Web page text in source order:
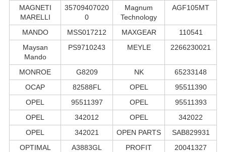
MAGNETI
MARELLI
35709407020
0
Magnum
Technology
AGF105MT
MANDO MSS017212 MAXGEAR
110541
Maysan
Mando
PS9710243 MEYLE 2266230021
MONROE G8209 NK
65233148
OCAP
82588FL OPEL
95511390
OPEL
95511397 OPEL
95511393
OPEL
342012 OPEL
342022
OPEL
342021 OPEN PARTS
SAB829931
OPTIMAL
A3883GL PROFIT
20041327